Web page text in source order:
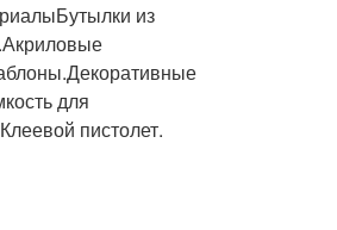
из
для
пистолет.